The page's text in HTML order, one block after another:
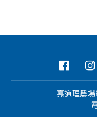
嘉道理農